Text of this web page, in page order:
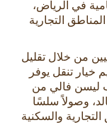
في الرياض،
التجارية
من خلال تقليل
خيار تنقل يوفر
ليسن فالي من
وصولاً سلسًا
والسكنية